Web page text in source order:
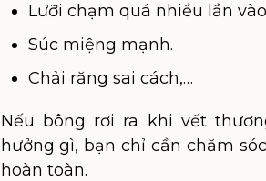
Lưỡi chạm quá nhiều lần
Súc miệng mạnh.
Chải răng sai cách,…
Nếu bông rơi ra khi vết
hưởng gì, bạn chỉ cần chăm
hoàn toàn.